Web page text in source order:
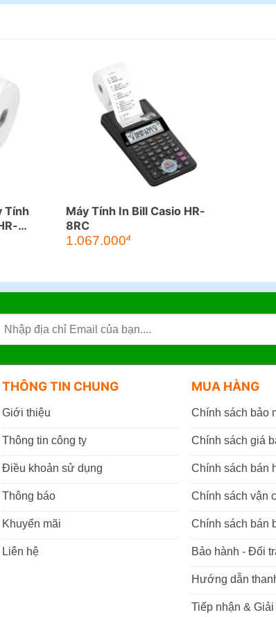
Tính
Máy Tính In Bill Casio HR-
8RC
1.067.000đ
THÔNG TIN CHUNG
Giới thiệu
Thông tin công ty
Điều khoản sử dụng
Thông báo
Khuyến mãi
Liên hệ
MUA HÀNG
Chính sách bảo
Chính sách giá
Chính sách bán
Chính sách vận
Chính sách bán
Bảo hành - Đổi
Hướng dẫn
Tiếp nhận &